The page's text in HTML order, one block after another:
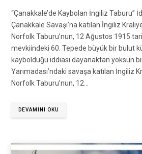
“Çanakkale’de Kaybolan İngiliz Taburu”
Çanakkale Savaşı’na katılan İngiliz
Norfolk Taburu’nun, 12 Ağustos 1915
mevkiindeki 60. Tepede büyük bir bulut
kaybolduğu iddiası dayanaktan yoksun
Yarımadası’ndaki savaşa katılan İngiliz
Norfolk Taburu’nun, 12…
DEVAMINI OKU